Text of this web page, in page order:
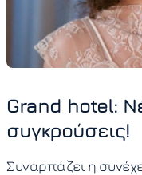
Grand hotel:
συγκρούσεις!
Συναρπάζει η